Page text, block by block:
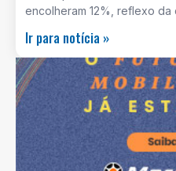
encolheram 12%, reflexo da
Ir para notícia »